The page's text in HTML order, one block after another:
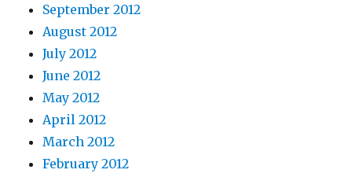
September 2012
August 2012
July 2012
June 2012
May 2012
April 2012
March 2012
February 2012